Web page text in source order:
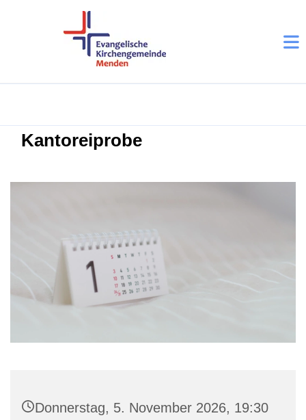
Kantoreiprobe
Donnerstag, 5. November 2026, 19:30